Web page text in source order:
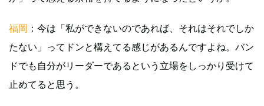
福岡 ：今は「私ができないのであれば、それはそれでしか
たない」ってドンと構えてる感じがあるんですよね。バン
ドでも自分がリーダーであるという立場をしっかり受けて
止めてると思う。